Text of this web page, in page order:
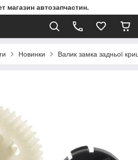
магазин автозапчастин.
Новинки Валик замка задньої